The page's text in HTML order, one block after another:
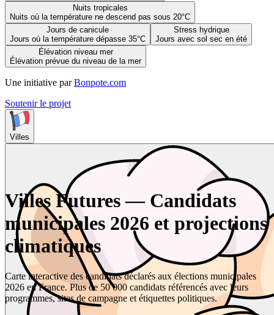
Nuits tropicales
Nuits où la température ne descend pas sous 20°C
Jours de canicule
Jours où la température dépasse 35°C
Stress hydrique
Jours avec sol sec en été
Élévation niveau mer
Élévation prévue du niveau de la mer
Une initiative par Bonpote.com
Soutenir le projet
Villes
Villes Futures — Candidats
municipales 2026 et projections
climatiques
Carte interactive des candidats déclarés aux élections municipales
2026 en France. Plus de 50 000 candidats référencés avec leurs
programmes, sites de campagne et étiquettes politiques.